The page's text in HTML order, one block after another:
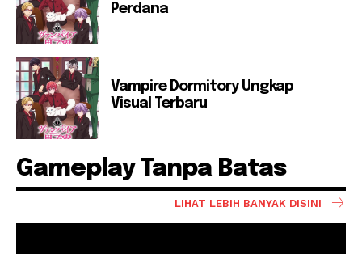
Perdana
Vampire Dormitory Ungkap
Visual Terbaru
Gameplay Tanpa Batas
LIHAT LEBIH BANYAK DISINI